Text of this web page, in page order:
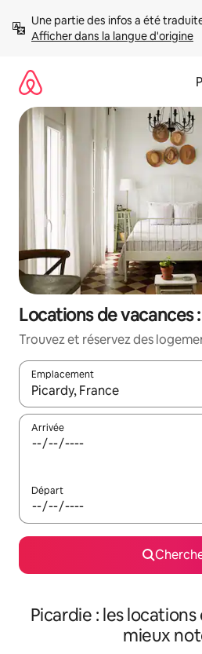
directement
Afficher dans la langue d'origine
Locations de vacances
Trouvez et réservez des
Emplacement
Quand les résultats sont
Arrivée
Départ
Picardie : les
mieux